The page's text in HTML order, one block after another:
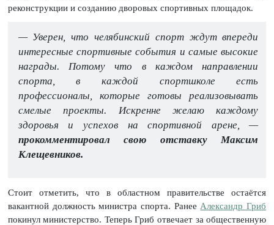
реконструкции и созданию дворовых спортивных площадок.
— Уверен, что челябинский спорт ждут впереди
интересные спортивные события и самые высокие
награды. Потому что в каждом направлении
спорта, в каждой спортшколе есть
профессионалы, которые готовы реализовывать
смелые проекты. Искренне желаю каждому
здоровья и успехов на спортивной арене, —
прокомментировал свою отставку Максим
Клещевников.
Стоит отметить, что в областном правительстве остаётся
вакантной должность министра спорта. Ранее Александр Гриб
покинул министерство. Теперь Гриб отвечает за общественную